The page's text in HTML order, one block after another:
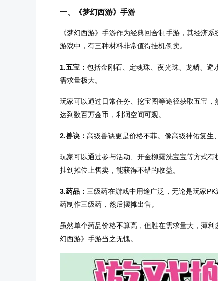
一、《梦幻西游》手游
《梦幻西游》手游作为经典回合制手游，其经济
游戏中，有三种材料非常值得挂机倒卖。
1.五宝： 包括金刚石、定魂珠、夜光珠、龙鳞、避
需求量极大。
玩家可以通过日常任务、挖宝图等途径获取五宝
达到数百万金币，利润空间可观。
2.兽诀： 高级兽诀更是价格不菲。像高级神佑复生
玩家可以通过参与活动、开金柳露洗宝宝等方式
挂到摊位上售卖，能获得不错的收益。
3.药品： 三级药在游戏中用途广泛，无论是玩家
药制作三级药，然后摆摊出售。
虽然单个药品价格不算高，但胜在需求量大，薄
幻西游》手游当之无愧。